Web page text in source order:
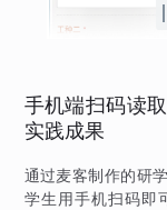
手机端扫码读
实践成果
通过麦客制作的研
学生用手机扫码即